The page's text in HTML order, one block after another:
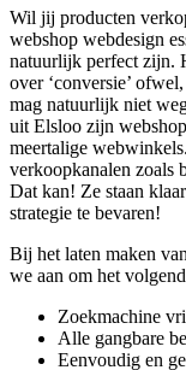
Wil jij producten
webshop webdesign
natuurlijk perfect zijn.
over ‘conversie’
mag natuurlijk niet
uit Elsloo zijn
meertalige
verkoopkanalen zoals
Dat kan! Ze staan
strategie te bevaren!
Bij het laten maken
we aan om het
Zoekmachine
Alle gangbare
Eenvoudig en